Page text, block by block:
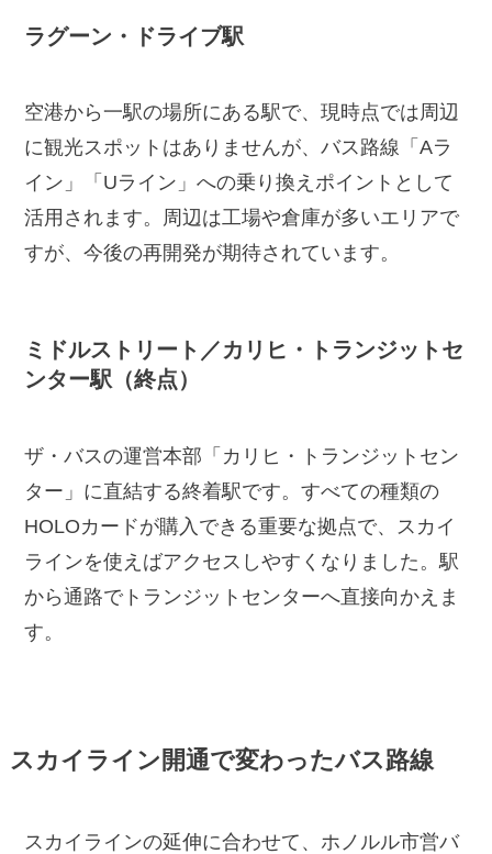
ラグーン・ドライブ駅
空港から一駅の場所にある駅で、現時点では周辺
に観光スポットはありませんが、バス路線「Aラ
イン」「Uライン」への乗り換えポイントとして
活用されます。周辺は工場や倉庫が多いエリアで
すが、今後の再開発が期待されています。
ミドルストリート／カリヒ・トランジットセ
ンター駅（終点）
ザ・バスの運営本部「カリヒ・トランジットセン
ター」に直結する終着駅です。すべての種類の
HOLOカードが購入できる重要な拠点で、スカイ
ラインを使えばアクセスしやすくなりました。駅
から通路でトランジットセンターへ直接向かえま
す。
スカイライン開通で変わったバス路線
スカイラインの延伸に合わせて、ホノルル市営バ